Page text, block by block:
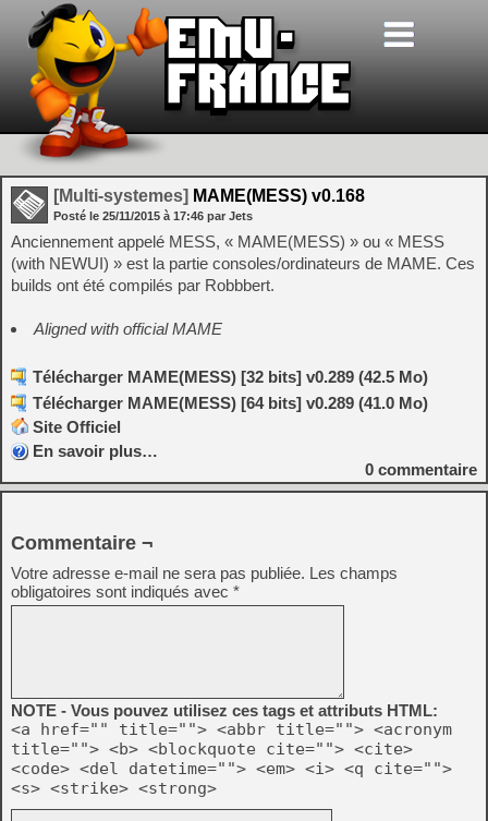
[Multi-systemes] MAME(MESS) v0.168
Posté le 25/11/2015 à 17:46 par Jets
Anciennement appelé MESS, « MAME(MESS) » ou « MESS
(with NEWUI) » est la partie consoles/ordinateurs de MAME. Ces
builds ont été compilés par Robbbert.
Aligned with official MAME
Télécharger MAME(MESS) [32 bits] v0.289 (42.5 Mo)
Télécharger MAME(MESS) [64 bits] v0.289 (41.0 Mo)
Site Officiel
En savoir plus…
0 commentaire
Commentaire ¬
Votre adresse e-mail ne sera pas publiée. Les champs
obligatoires sont indiqués avec *
NOTE - Vous pouvez utilisez ces tags et attributs HTML:
<a href="" title=""> <abbr title=""> <acronym
title=""> <b> <blockquote cite=""> <cite>
<code> <del datetime=""> <em> <i> <q cite="">
<s> <strike> <strong>